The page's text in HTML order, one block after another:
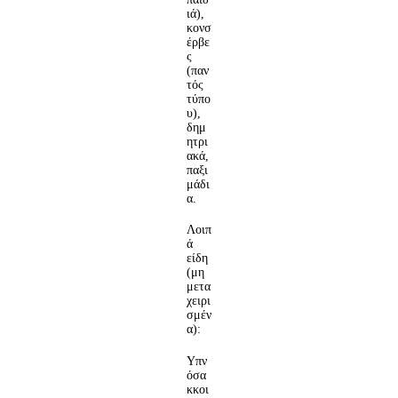
ιά),
κονσ
έρβε
ς
(παν
τός
τύπο
υ),
δημ
ητρι
ακά,
παξι
μάδι
α.
Λοιπ
ά
είδη
(μη
μετα
χειρι
σμέν
α):
Υπν
όσα
κκοι